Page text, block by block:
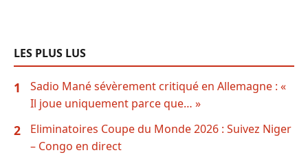
LES PLUS LUS
1
Sadio Mané sévèrement critiqué en Allemagne : «
Il joue uniquement parce que… »
2
Eliminatoires Coupe du Monde 2026 : Suivez Niger
– Congo en direct